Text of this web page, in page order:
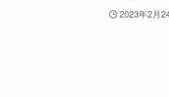
2023年2月